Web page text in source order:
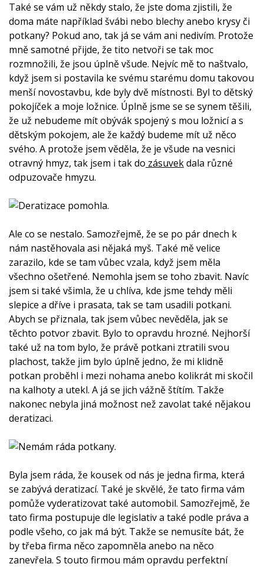
Také se vám už někdy stalo, že jste doma zjistili, že
doma máte například švábi nebo blechy anebo krysy či
potkany? Pokud ano, tak já se vám ani nedivím. Protože
mně samotné přijde, že tito netvoři se tak moc
rozmnožili, že jsou úplně všude. Nejvíc mě to naštvalo,
když jsem si postavila ke svému starému domu takovou
menší novostavbu, kde byly dvě místnosti. Byl to dětský
pokojíček a moje ložnice. Úplně jsme se se synem těšili,
že už nebudeme mít obývák spojený s mou ložnicí a s
dětským pokojem, ale že každý budeme mít už něco
svého. A protože jsem věděla, že je všude na vesnici
otravný hmyz, tak jsem i tak do zásuvekdala různé
odpuzovače hmyzu.
Ale co se nestalo. Samozřejmě, že se po pár dnech k
nám nastěhovala asi nějaká myš. Také mě velice
zarazilo, kde se tam vůbec vzala, když jsem měla
všechno ošetřené. Nemohla jsem se toho zbavit. Navíc
jsem si také všimla, že u chlíva, kde jsme tehdy měli
slepice a dříve i prasata, tak se tam usadili potkani.
Abych se přiznala, tak jsem vůbec nevěděla, jak se
těchto potvor zbavit. Bylo to opravdu hrozné. Nejhorší
také už na tom bylo, že právě potkani ztratili svou
plachost, takže jim bylo úplně jedno, že mi klidně
potkan proběhl i mezi nohama anebo kolikrát mi skočil
na kalhoty a utekl. A já se jich vážně štítím. Takže
nakonec nebyla jiná možnost než zavolat také nějakou
deratizaci.
Byla jsem ráda, že kousek od nás je jedna firma, která
se zabývá deratizací. Také je skvělé, že tato firma vám
pomůže vyderatizovat také automobil. Samozřejmě, že
tato firma postupuje dle legislativ a také podle práva a
podle všeho, co jak má být. Takže se nemusíte bát, že
by třeba firma něco zapomněla anebo na něco
zanevřela. S touto firmou mám opravdu perfektní